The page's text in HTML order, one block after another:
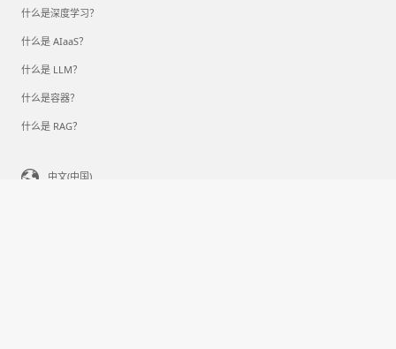
什么是深度学习？
什么是 AIaaS？
什么是 LLM？
什么是容器？
什么是 RAG？
中文(中国)